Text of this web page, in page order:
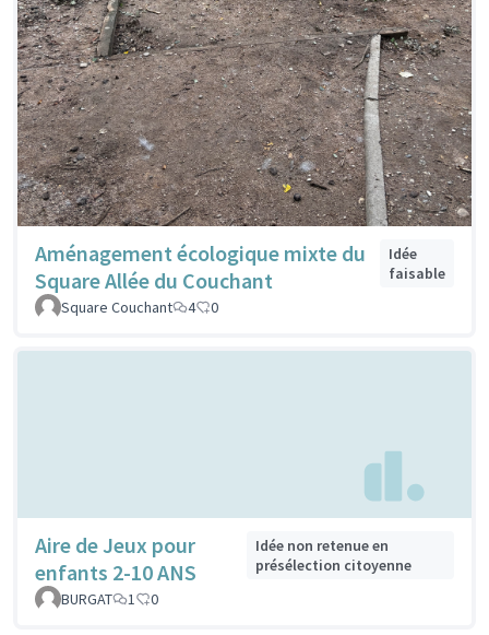
Aménagement écologique mixte du
Square Allée du Couchant
Idée
faisable
Square Couchant
4 0
Aire de Jeux pour
enfants 2-10 ANS
Idée non retenue en
présélection citoyenne
BURGAT
1 0